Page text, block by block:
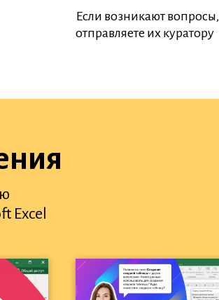
Если возникают вопросы,
отправляете их куратору
Excel